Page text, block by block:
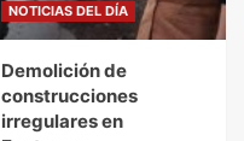
NOTICIAS DEL DÍA
Demolición de
construcciones
irregulares en